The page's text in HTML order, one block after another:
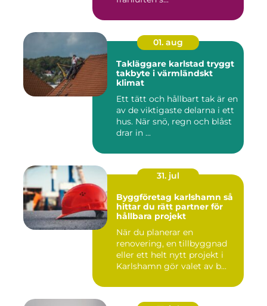
01. aug
Takläggare karlstad tryggt
takbyte i värmländskt
klimat
Ett tätt och hållbart tak är en
av de viktigaste delarna i ett
hus. När snö, regn och blåst
drar in ...
31. jul
Byggföretag karlshamn så
hittar du rätt partner för
hållbara projekt
När du planerar en
renovering, en tillbyggnad
eller ett helt nytt projekt i
Karlshamn gör valet av b...